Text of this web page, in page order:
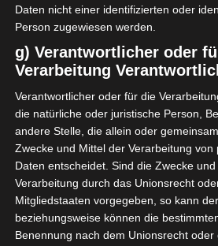
Schiedsrichter: Amir Loucif
Naili
In Monastir: US Monastir –
Guerdane – Schiedsrichter:
VAR: Mehrez Malki
Donnerstag, 30. Oktober
In Radès: Espérance ST –
Schiedsrichter: Hamza
Mansr
Daten nicht einer identifizierten oder
Person zugewiesen werden.
g) Verantwortlicher oder
Verarbeitung
Verantwortlicher oder für die
die natürliche oder juristische Person,
andere Stelle, die allein oder
Zwecke und Mittel der Verarbeitung von
Daten entscheidet. Sind die Zwecke
Verarbeitung durch das Unionsrecht
Mitgliedstaaten vorgegeben, so kann
beziehungsweise können die
Benennung nach dem Unionsrecht oder